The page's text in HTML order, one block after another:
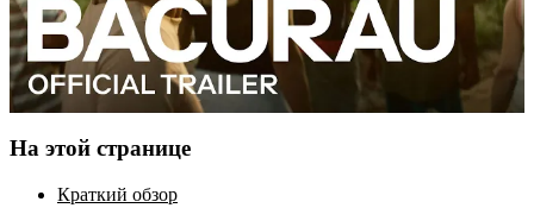
На этой странице
Краткий обзор